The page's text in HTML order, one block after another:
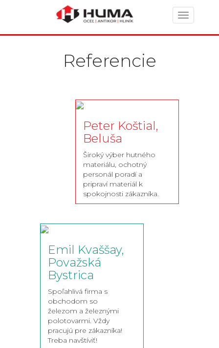
Toggle
navigation
Referencie
Peter Koštial,
Beluša
Široký výber hutného
materiálu, ochotný
personál poradí a
pripraví materiál k
spokojnosti zákazníka.
Emil Kvaššay,
Považská
Bystrica
Spoľahlivá firma s
obchodom so
železom a železnými
polotovarmi. Vždy
pracujú pre zákazníka!
Treba navštíviť!